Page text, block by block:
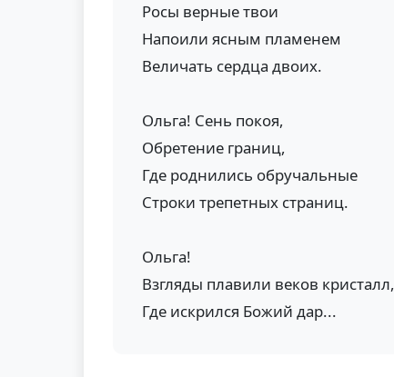
Росы верные твои
Напоили ясным пламенем
Величать сердца двоих.
Ольга! Сень покоя,
Обретение границ,
Где роднились обручальные
Строки трепетных страниц.
Ольга!
Взгляды плавили веков кристалл,
Где искрился Божий дар...